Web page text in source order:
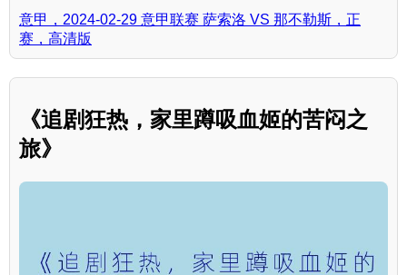
意甲，2024-02-29 意甲联赛 萨索洛 VS 那不勒斯，正
赛，高清版
《追剧狂热，家里蹲吸血姬的苦闷之
旅》